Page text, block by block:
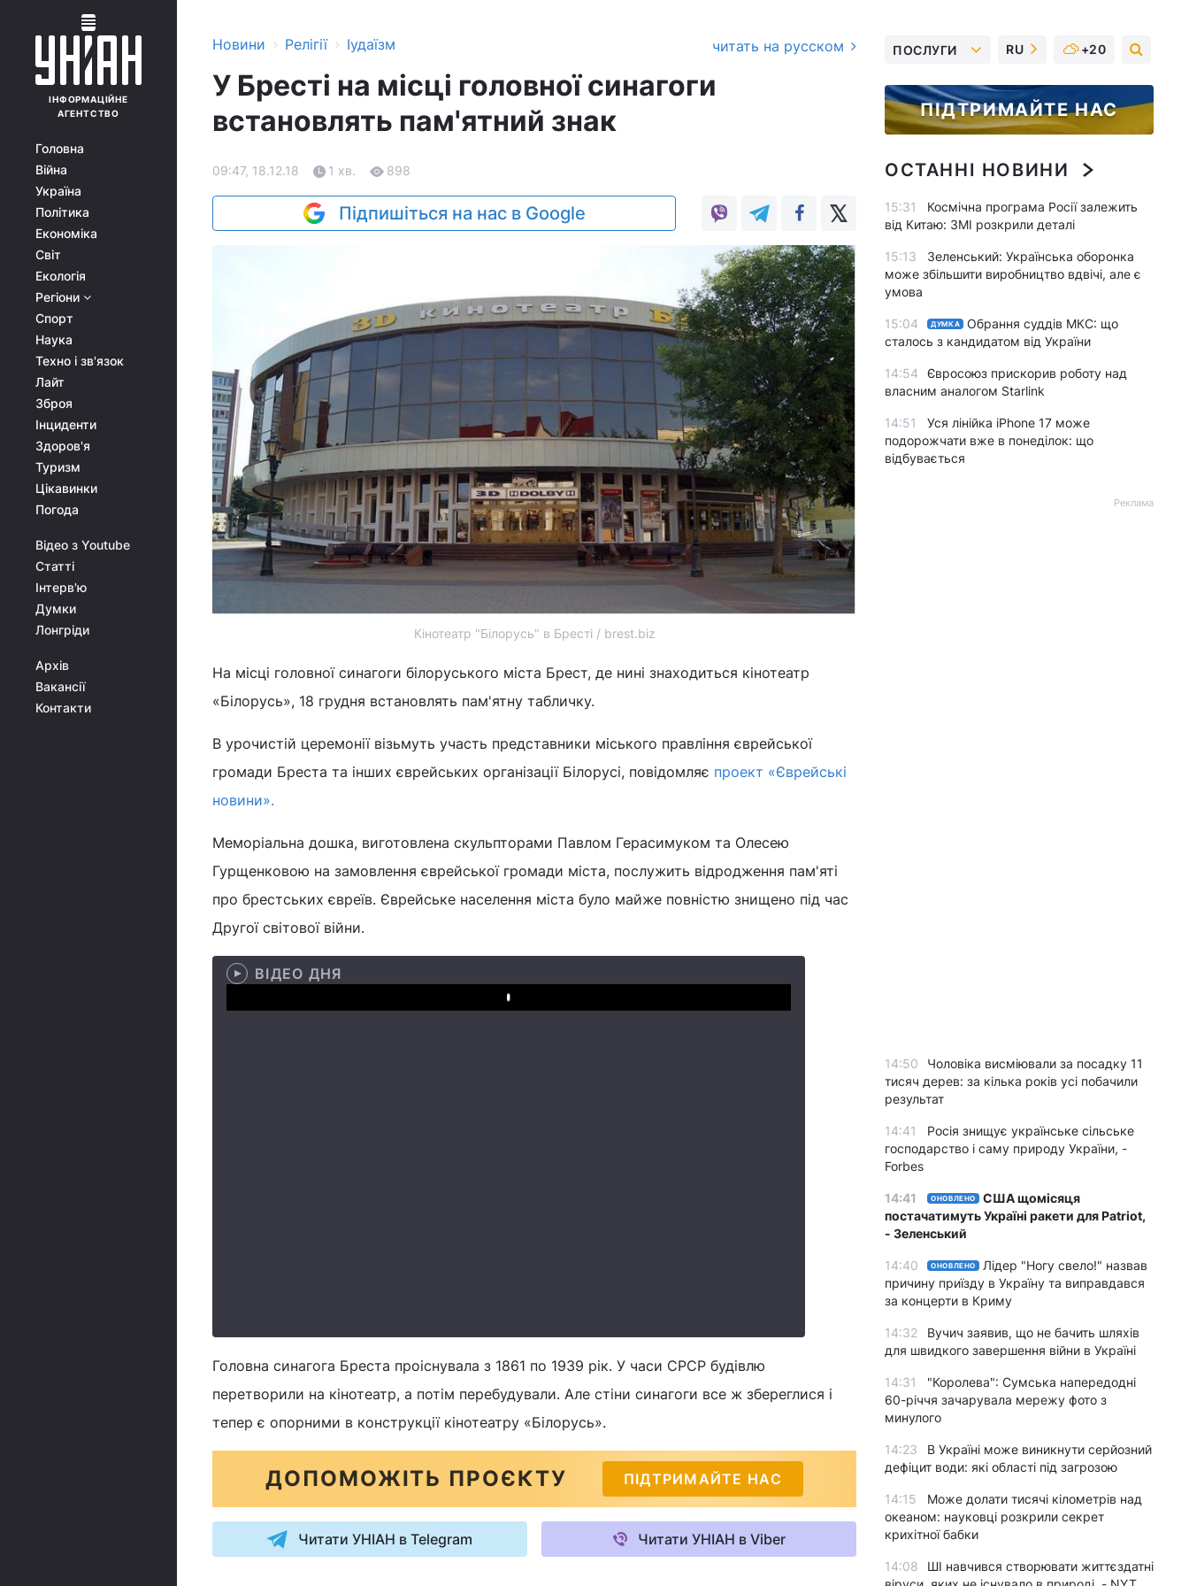
ІНФОРМАЦІЙНЕ
АГЕНТСТВО
Головна
Війна
Україна
Політика
Економіка
Світ
Екологія
Регіони
Спорт
Наука
Техно і зв'язок
Лайт
Зброя
Інциденти
Здоров'я
Туризм
Цікавинки
Погода
Відео з Youtube
Статті
Інтерв'ю
Думки
Лонгріди
Архів
Вакансії
Контакти
Новини › Релігії › Іудаїзм читать на русском
У Бресті на місці головної синагоги
встановлять пам'ятний знак
09:47, 18.12.18 1 хв. 898
Підпишіться на нас в Google
Кінотеатр "Білорусь" в Бресті / brest.biz
На місці головної синагоги білоруського міста Брест, де нині знаходиться кінотеатр
«Білорусь», 18 грудня встановлять пам'ятну табличку.
В урочистій церемонії візьмуть участь представники міського правління єврейської
громади Бреста та інших єврейських організації Білорусі, повідомляє проект «Єврейські
новини».
Меморіальна дошка, виготовлена скульпторами Павлом Герасимуком та Олесею
Гурщенковою на замовлення єврейської громади міста, послужить відродження пам'яті
про брестських євреїв. Єврейське населення міста було майже повністю знищено під час
Другої світової війни.
ВІДЕО ДНЯ
Play
Головна синагога Бреста проіснувала з 1861 по 1939 рік. У часи СРСР будівлю
перетворили на кінотеатр, а потім перебудували. Але стіни синагоги все ж збереглися і
тепер є опорними в конструкції кінотеатру «Білорусь».
ДОПОМОЖІТЬ ПРОЄКТУ ПІДТРИМАЙТЕ НАС
Читати УНІАН в Telegram Читати УНІАН в Viber
ПОСЛУГИ RU +20
ПІДТРИМАЙТЕ НАС
ОСТАННІ НОВИНИ
15:31
Космічна програма Росії залежить
від Китаю: ЗМІ розкрили деталі
15:13
Зеленський: Українська оборонка
може збільшити виробництво вдвічі, але є
умова
15:04 ДУМКА
Обрання суддів МКС: що
сталось з кандидатом від України
14:54
Євросоюз прискорив роботу над
власним аналогом Starlink
14:51
Уся лінійка iPhone 17 може
подорожчати вже в понеділок: що
відбувається
Реклама
14:50
Чоловіка висміювали за посадку 11
тисяч дерев: за кілька років усі побачили
результат
14:41
Росія знищує українське сільське
господарство і саму природу України, -
Forbes
14:41 ОНОВЛЕНО
США щомісяця
постачатимуть Україні ракети для Patriot,
- Зеленський
14:40 ОНОВЛЕНО
Лідер "Ногу свело!" назвав
причину приїзду в Україну та виправдався
за концерти в Криму
14:32
Вучич заявив, що не бачить шляхів
для швидкого завершення війни в Україні
14:31
"Королева": Сумська напередодні
60-річчя зачарувала мережу фото з
минулого
14:23
В Україні може виникнути серйозний
дефіцит води: які області під загрозою
14:15
Може долати тисячі кілометрів над
океаном: науковці розкрили секрет
крихітної бабки
14:08
ШІ навчився створювати життєздатні